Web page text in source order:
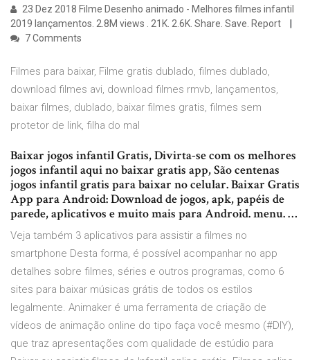
23 Dez 2018 Filme Desenho animado - Melhores filmes infantil
2019 lançamentos. 2.8M views . 21K. 2.6K. Share. Save. Report
7 Comments
Filmes para baixar, Filme gratis dublado, filmes dublado,
download filmes avi, download filmes rmvb, lançamentos,
baixar filmes, dublado, baixar filmes gratis, filmes sem
protetor de link, filha do mal
Baixar jogos infantil Gratis, Divirta-se com os melhores
jogos infantil aqui no baixar gratis app, São centenas
jogos infantil gratis para baixar no celular. Baixar Gratis
App para Android: Download de jogos, apk, papéis de
parede, aplicativos e muito mais para Android. menu. …
Veja também 3 aplicativos para assistir a filmes no
smartphone Desta forma, é possível acompanhar no app
detalhes sobre filmes, séries e outros programas, como 6
sites para baixar músicas grátis de todos os estilos
legalmente. Animaker é uma ferramenta de criação de
vídeos de animação online do tipo faça você mesmo (#DIY),
que traz apresentações com qualidade de estúdio para